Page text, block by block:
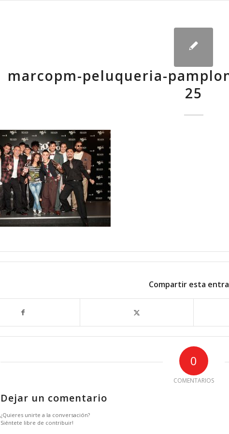
marcopm-peluqueria-
25
Compartir esta
0
COMENTARIOS
Dejar un comentario
¿Quieres unirte a la conversación?
Siéntete libre de contribuir!